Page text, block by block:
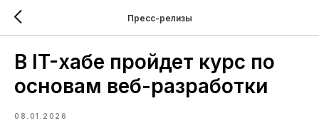
Пресс-релизы
В IT-хабе пройдет курс по
основам веб-разработки
08.01.2026